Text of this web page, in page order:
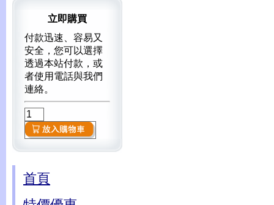
立即購買
付款迅速、容易又
安全，您可以選擇
透過本站付款，或
者使用電話與我們
連絡。
首頁